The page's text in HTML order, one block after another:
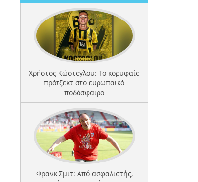
Χρήστος Κώστογλου: Το κορυφαίο
πρότζεκτ στο ευρωπαϊκό
ποδόσφαιρο
Φρανκ Σμιτ: Από ασφαλιστής,